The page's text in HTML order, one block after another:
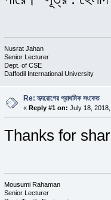
Nusrat Jahan
Senior Lecturer
Dept. of CSE
Daffodil International University
Re: হৃদরোগের প্রাথমিক সংকেত
« Reply #1 on: July 18,
Thanks for
Mousumi Rahaman
Senior Lecturer